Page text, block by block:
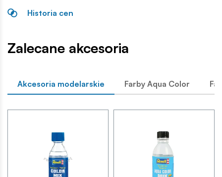
Historia cen
Zalecane akcesoria
Akcesoria modelarskie Farby Aqua Color